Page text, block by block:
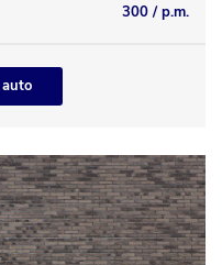
300 / p.m.